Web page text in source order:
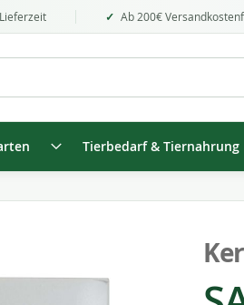
Ab 200€
Tierbedarf & Tiernahrung